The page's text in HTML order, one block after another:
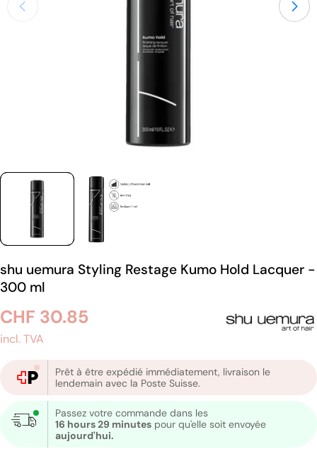
le média 0 en mode modal
shu uemura Styling Restage Kumo Hold Lacquer -
300 ml
Prix
habituel
CHF 30.85
incl. TVA
Prêt à être expédié immédiatement, livraison le
lendemain avec la Poste Suisse.
Passez votre commande dans les
16 hours 29 minutes pour qu'elle soit envoyée
aujourd'hui.